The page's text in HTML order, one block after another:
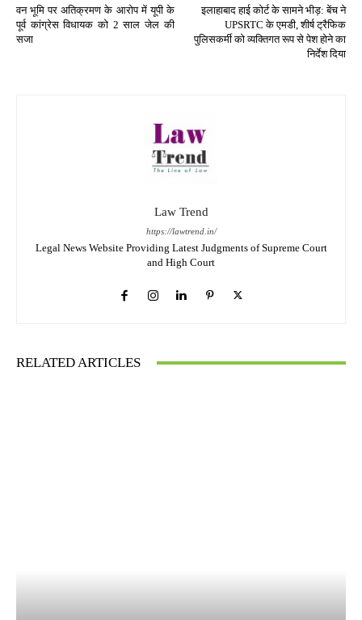
वन भूमि पर अतिक्रमण के आरोप में यूपी के
पूर्व कांग्रेस विधायक को 2 साल जेल की
सजा
इलाहाबाद हाई कोर्ट के सामने भीड़: बेंच ने
UPSRTC के एमडी, शीर्ष ट्रैफिक
पुलिसकर्मी को व्यक्तिगत रूप से पेश होने का
निर्देश दिया
Law Trend
https://lawtrend.in/
Legal News Website Providing Latest Judgments of Supreme Court
and High Court
RELATED ARTICLES